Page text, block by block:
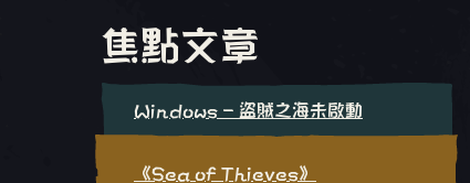
焦點文章
Windows - 盜賊之海未啟動
《Sea of Thieves》